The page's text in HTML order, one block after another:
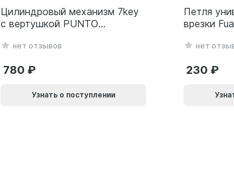
Цилиндровый механизм 7key
с вертушкой PUNTO
60mm(25+10+25) SSC
нет отзывов
780
Узнать о поступлении
Петля
врезки
белый
нет
230